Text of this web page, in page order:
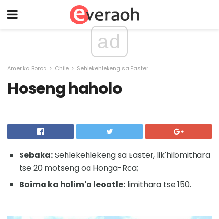
ad
Amerika Boroa Chile Sehlekehlekeng sa Easter
Hoseng haholo
Sebaka:Sehlekehlekeng sa Easter, lik'hilomithara
tse 20 motseng oa Honga-Roa;
Boima ka holim'a leoatle: limithara tse 150.